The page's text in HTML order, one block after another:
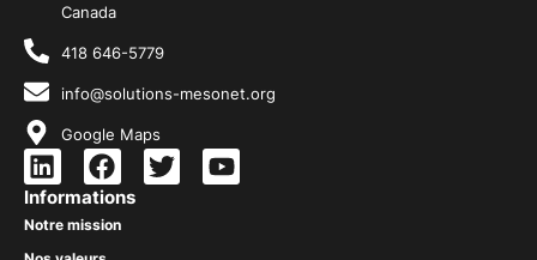
Canada
418 646-5779
info@solutions-mesonet.org
Google Maps
L
i
n
k
F
a
c
e
T
w
Y
o
Informations
Notre mission